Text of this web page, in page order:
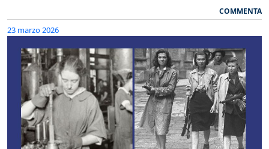
COMMENTA
23 marzo 2026